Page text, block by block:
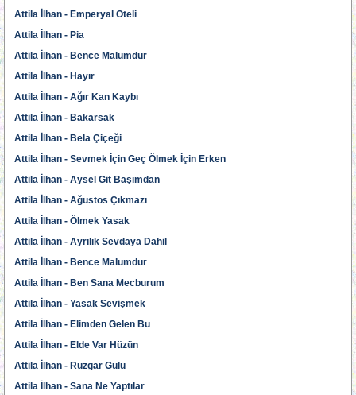
Attila İlhan - Emperyal Oteli
Attila İlhan - Pia
Attila İlhan - Bence Malumdur
Attila İlhan - Hayır
Attila İlhan - Ağır Kan Kaybı
Attila İlhan - Bakarsak
Attila İlhan - Bela Çiçeği
Attila İlhan - Sevmek İçin Geç Ölmek İçin Erken
Attila İlhan - Aysel Git Başımdan
Attila İlhan - Ağustos Çıkmazı
Attila İlhan - Ölmek Yasak
Attila İlhan - Ayrılık Sevdaya Dahil
Attila İlhan - Bence Malumdur
Attila İlhan - Ben Sana Mecburum
Attila İlhan - Yasak Sevişmek
Attila İlhan - Elimden Gelen Bu
Attila İlhan - Elde Var Hüzün
Attila İlhan - Rüzgar Gülü
Attila İlhan - Sana Ne Yaptılar